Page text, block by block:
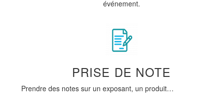
événement.
PRISE DE NOTE
Prendre des notes sur un exposant, un produit…